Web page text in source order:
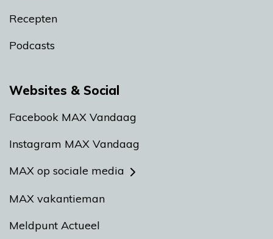
Recepten
Podcasts
Websites & Social
Facebook MAX Vandaag
Instagram MAX Vandaag
MAX op sociale media
MAX vakantieman
Meldpunt Actueel